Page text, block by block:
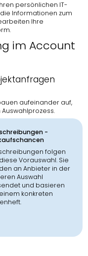
persönlichen IT-
Informationen zum
Ihre
im Account
aufeinander auf,
-
folgen
Vorauswahl. Sie
an Anbieter in der
Auswahl
und basieren
konkreten